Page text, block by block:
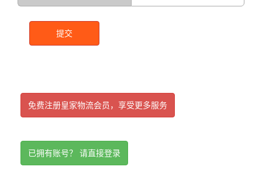
提交
免费注册皇家物流会员，享受更多服务
已拥有账号？ 请直接登录